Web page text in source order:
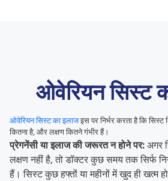
ओवेरियन सिस्ट
ओवेरियन सिस्ट का इलाजइस पर निर्भर करता है कि
कितना है, और लक्षण कितने गंभीर हैं।
प्रेगनेंसी या इलाज की जरूरत न होने पर:अगर
लक्षण नहीं है, तो डॉक्टर कुछ समय तक सिर्फ
हैं। सिस्ट कुछ हफ्तों या महीनों में खुद ही खत्म